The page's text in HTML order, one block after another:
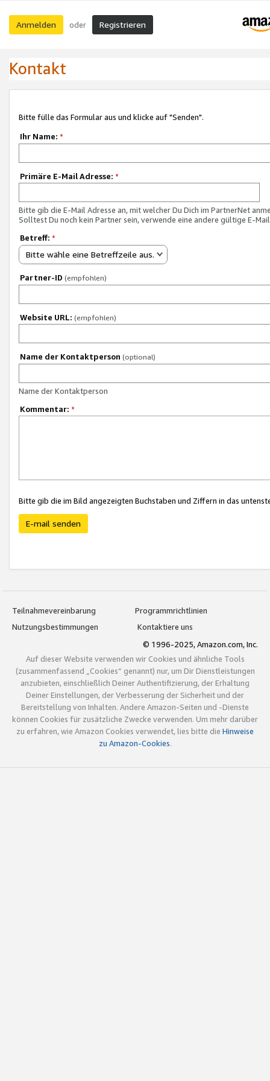
Anmelden oder Registrieren
Kontakt
Bitte fülle das Formular aus und klicke auf "Senden".
Ihr Name: *
Primäre E-Mail Adresse: *
Bitte gib die E-Mail Adresse an, mit welcher Du Dich im PartnerNet
Solltest Du noch kein Partner sein, verwende eine andere gültige E-
Betreff: *
Bitte wähle eine Betreffzeile aus.
Partner-ID (empfohlen)
Website URL: (empfohlen)
Name der Kontaktperson (optional)
Name der Kontaktperson
Kommentar: *
Bitte gib die im Bild angezeigten Buchstaben und Ziffern in das
E-mail senden
Teilnahmevereinbarung
Programmrichtlinien
Nutzungsbestimmungen
Kontaktiere uns
© 1996-2025, Amazon.com, Inc.
Auf dieser Website verwenden wir Cookies und ähnliche Tools
(zusammenfassend „Cookies“ genannt) nur, um Dir Dienstleistungen
anzubieten, einschließlich Deiner Authentifizierung, der Erhaltung
Deiner Einstellungen, der Verbesserung der Sicherheit und der
Bereitstellung von Inhalten. Andere Amazon-Seiten und -Dienste
können Cookies für zusätzliche Zwecke verwenden. Um mehr darüber
zu erfahren, wie Amazon Cookies verwendet, lies bitte die Hinweise
zu Amazon-Cookies.